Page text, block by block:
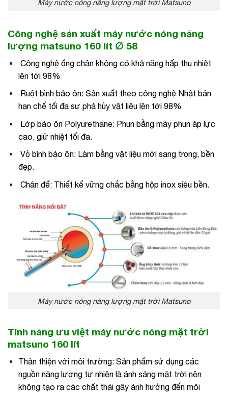
Máy nước nóng năng lượng mặt trời Matsuno
Công nghệ sản xuất máy nước nóng năng
lượng matsuno 160 lít ∅ 58
Công nghệ ống chân không có khả năng hấp thụ nhiệt
lên tới 98%
Ruột bình bảo ôn: Sản xuất theo công nghệ Nhật bản
hạn chế tối đa sự phá hủy vật liệu lên tới 98%
Lớp bảo ôn Polyurethane: Phun bằng máy phun áp lực
cao, giữ nhiệt tối đa.
Vỏ bình bảo ôn: Làm bằng vật liệu mới sang trọng, bền
đẹp.
Chân đế: Thiết kế vững chắc bằng hộp inox siêu bền.
Máy nước nóng năng lượng mặt trời Matsuno
Tính năng ưu việt máy nước nóng mặt trời
matsuno 160 lít
Thân thiện với môi trường: Sản phẩm sử dụng các
nguồn năng lượng tự nhiên là ánh sáng mặt trời nên
không tạo ra các chất thải gây ảnh hưởng đến môi